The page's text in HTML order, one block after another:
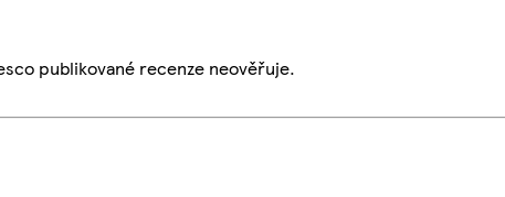
publikované recenze neověřuje.